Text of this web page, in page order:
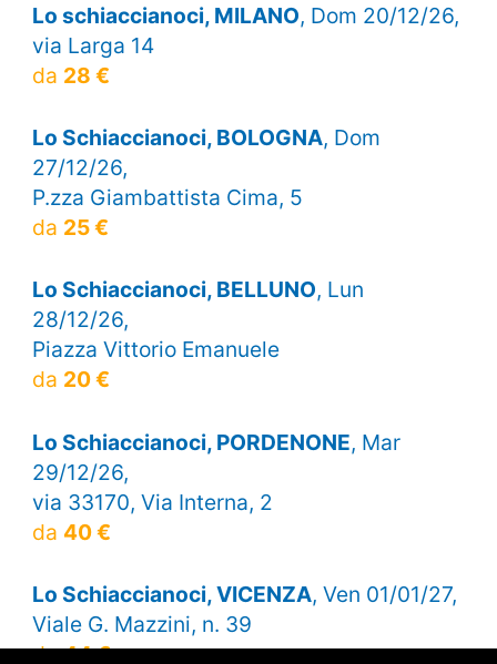
Lo schiaccianoci, MILANO, Dom 20/12/26,
via Larga 14
da 28 €
Lo Schiaccianoci, BOLOGNA, Dom
27/12/26,
P.zza Giambattista Cima, 5
da 25 €
Lo Schiaccianoci, BELLUNO, Lun
28/12/26,
Piazza Vittorio Emanuele
da 20 €
Lo Schiaccianoci, PORDENONE, Mar
29/12/26,
via 33170, Via Interna, 2
da 40 €
Lo Schiaccianoci, VICENZA, Ven 01/01/27,
Viale G. Mazzini, n. 39
da44 €